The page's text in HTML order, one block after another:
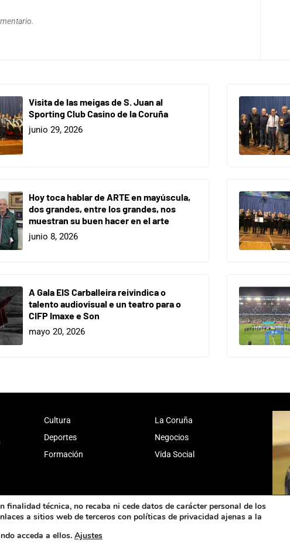
Visita de las meigas de S. Juan al
Sporting Club Casino de la Coruña
junio 29, 2026
Hoy toca hablar de ARTE en mayúscula,
dos grandes, entre los grandes, nos
muestran su buen hacer en el arte
junio 8, 2026
A Gala EIS Carballeira reivindica o
talento audiovisual e un teatro para o
CIFP Imaxe e Son
mayo 20, 2026
Cultura
Deportes
Formación
La Coruña
Negocios
Vida Social
técnica, no recaba ni cede datos de carácter personal de los
a sitios web de terceros con políticas de privacidad ajenas a la
acceda a ellos. Ajustes